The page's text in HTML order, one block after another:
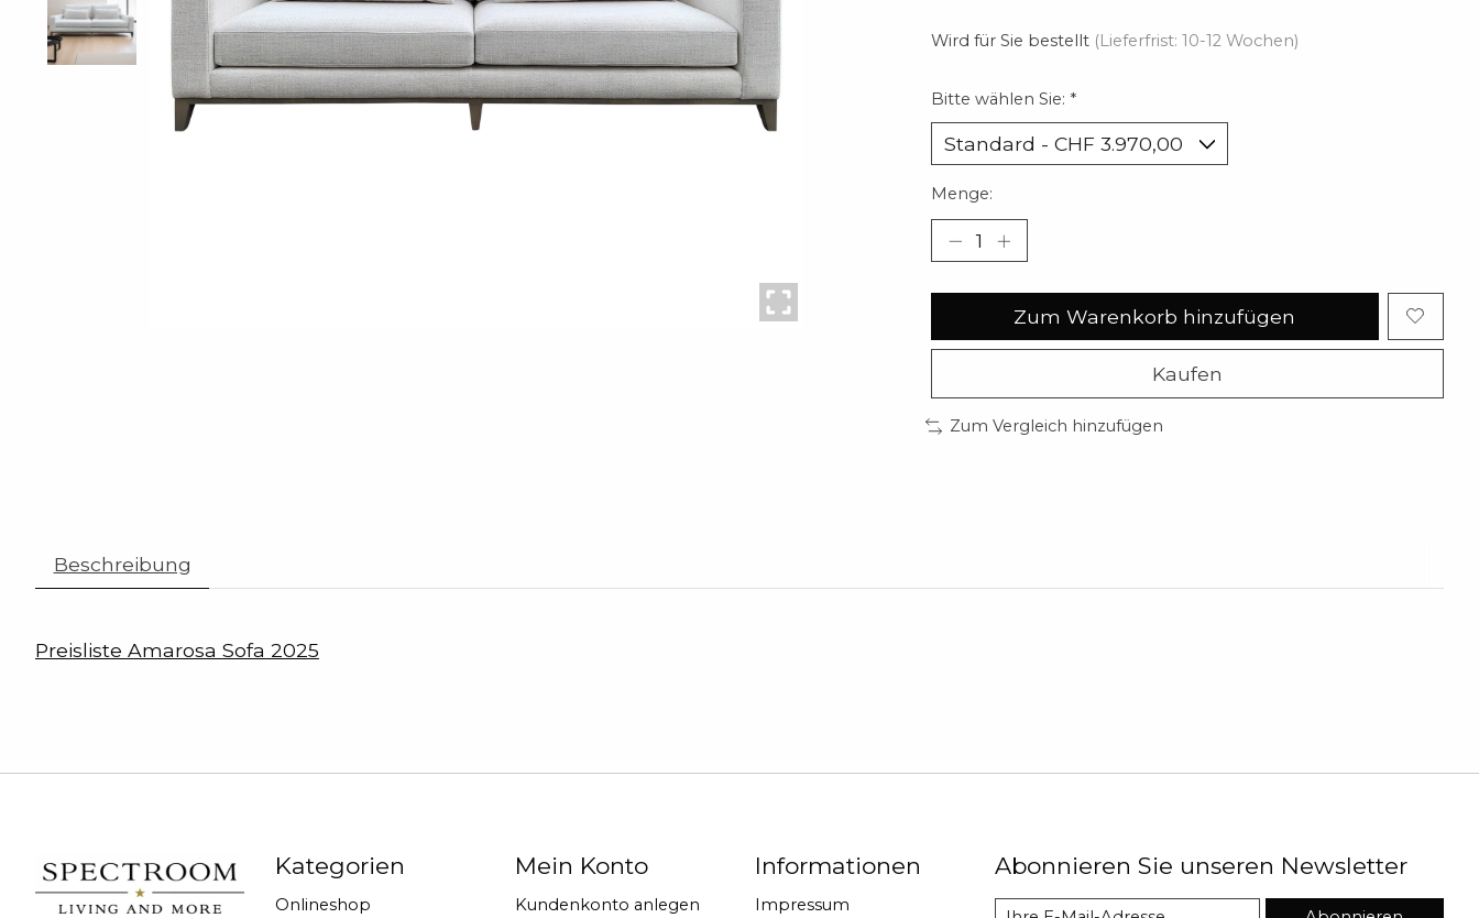
Wird für Sie bestellt (Lieferfrist: 10-12 Wochen)
Bitte wählen Sie: *
Menge:
Zum Warenkorb hinzufügen
Kaufen
Zum Vergleich hinzufügen
Beschreibung
Preisliste Amarosa Sofa 2025
Kategorien
Onlineshop
Mein Konto
Kundenkonto anlegen
Informationen
Impressum
Abonnieren Sie unseren Newsletter